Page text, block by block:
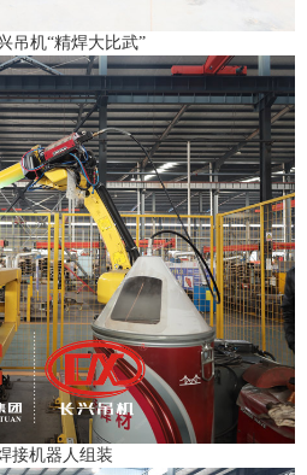
吊机“精焊大比武”
接机器人组装